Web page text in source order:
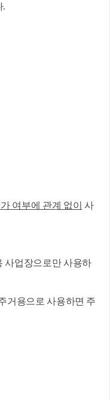
.
여부에 관계 없이 사
사업장으로만 사용하
거용으로 사용하면 주